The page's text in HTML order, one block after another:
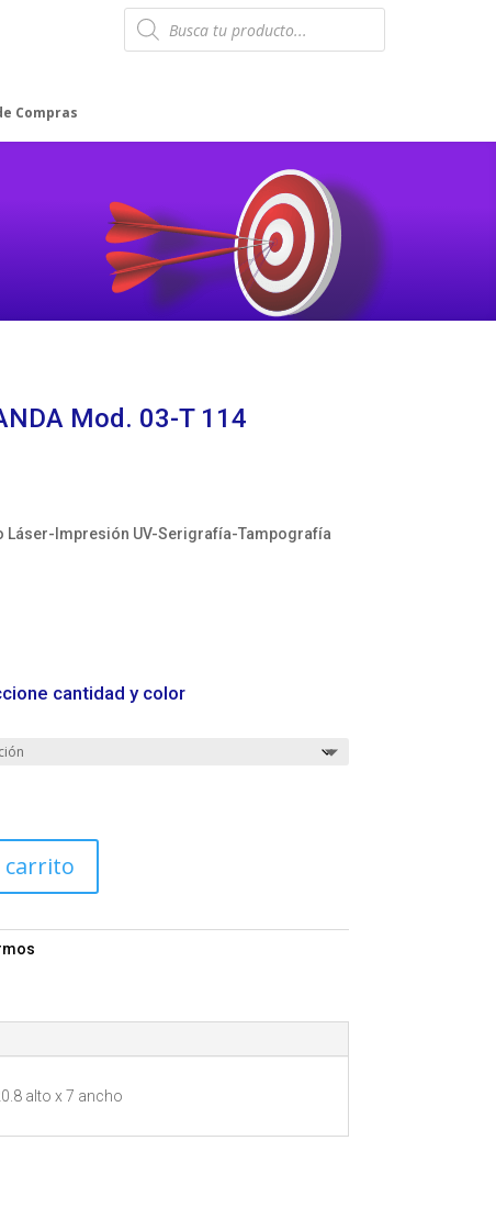
Products
search
Compras
Mod. 03-T 114
Láser-Impresión UV-Serigrafía-Tampografía
cantidad y color
carrito
alto x 7 ancho